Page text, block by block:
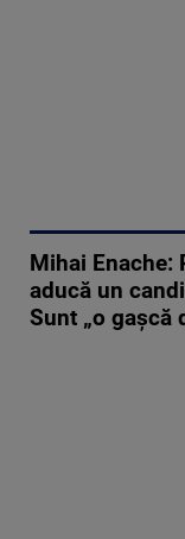
Mihai Enache:
aducă un
Sunt „o gaşcă